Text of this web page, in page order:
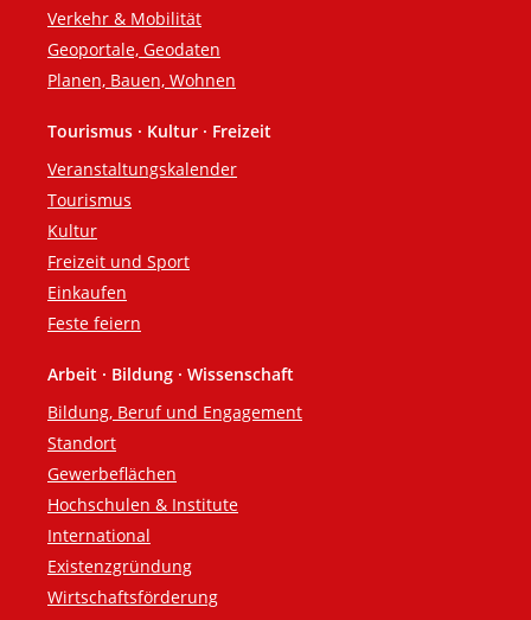
Verkehr & Mobilität
Geoportale, Geodaten
Planen, Bauen, Wohnen
Tourismus · Kultur · Freizeit
Veranstaltungskalender
Tourismus
Kultur
Freizeit und Sport
Einkaufen
Feste feiern
Arbeit · Bildung · Wissenschaft
Bildung, Beruf und Engagement
Standort
Gewerbeflächen
Hochschulen & Institute
International
Existenzgründung
Wirtschaftsförderung